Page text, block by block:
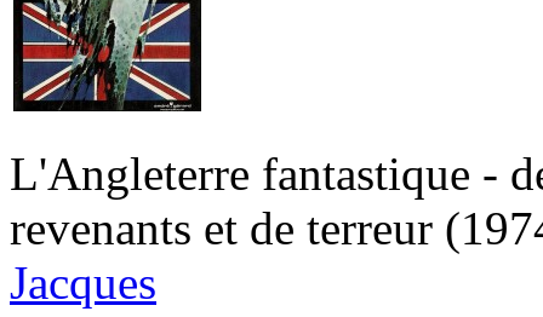
L'Angleterre fantastique -
revenants et de terreur
Jacques